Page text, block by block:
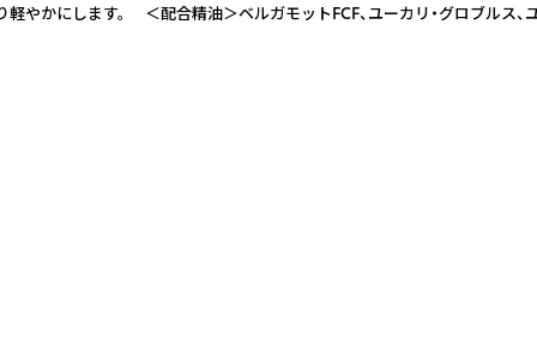
します。 ＜配合精油＞ベルガモットFCF、ユーカリ・グロブル